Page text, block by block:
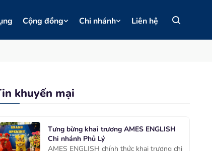
Cộng đồng Chi nhánh Liên hệ
khuyến mại
Tưng bừng khai trương AMES ENGLISH
Chi nhánh Phủ Lý
AMES ENGLISH chính thức khai trương chi